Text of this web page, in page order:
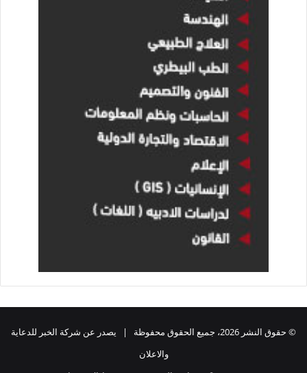
© حقوق النشر 2026، جميع الحقوق محفوظة | يصدر عن شركة الخبر للدعاية
والاعلان